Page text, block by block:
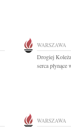
WARSZAWA
Drogiej
serca płynące
WARSZAWA